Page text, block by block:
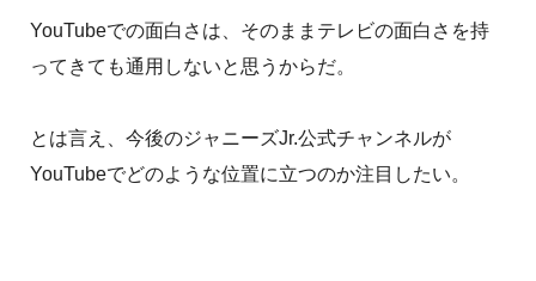
YouTubeでの面白さは、そのままテレビの面白さを持
ってきても通用しないと思うからだ。
とは言え、今後のジャニーズJr.公式チャンネルが
YouTubeでどのような位置に立つのか注目したい。